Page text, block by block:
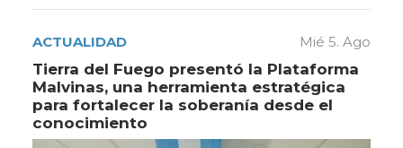
ACTUALIDAD Mié 5. Ago
Tierra del Fuego presentó la Plataforma
Malvinas, una herramienta estratégica
para fortalecer la soberanía desde el
conocimiento